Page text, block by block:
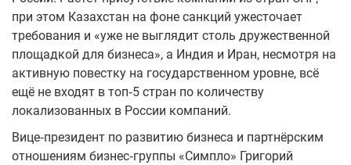
при этом Казахстан на фоне санкций ужесточает
требования и «уже не выглядит столь дружественной
площадкой для бизнеса», а Индия и Иран, несмотря на
активную повестку на государственном уровне, всё
ещё не входят в топ‑5 стран по количеству
локализованных в России компаний.
Вице‑президент по развитию бизнеса и партнёрским
отношениям бизнес‑группы «Симпло» Григорий